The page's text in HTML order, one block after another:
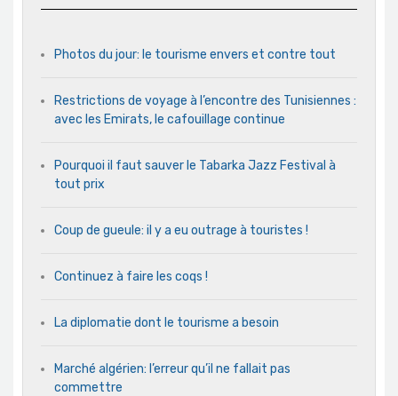
Photos du jour: le tourisme envers et contre tout
Restrictions de voyage à l’encontre des Tunisiennes :
avec les Emirats, le cafouillage continue
Pourquoi il faut sauver le Tabarka Jazz Festival à
tout prix
Coup de gueule: il y a eu outrage à touristes !
Continuez à faire les coqs !
La diplomatie dont le tourisme a besoin
Marché algérien: l’erreur qu’il ne fallait pas
commettre